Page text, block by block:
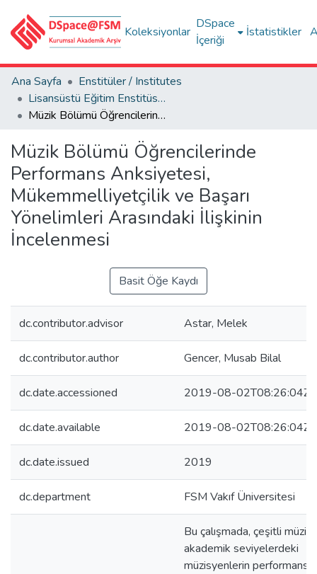
Koleksiyonlar
DSpace
İçeriği
İstatistikler
Ana Sayfa
Enstitüler / Institutes
Lisansüstü Eğitim Enstitüsü Tez Koleksiyonu
Müzik Bölümü Öğrencilerinde Performans Anksiyetesi, Mükemmelliyetçilik ve Başarı Yönelimleri Arasındaki İlişkinin İncelenmesi
Müzik Bölümü Öğrencilerinde
Performans Anksiyetesi,
Mükemmelliyetçilik ve Başarı
Yönelimleri Arasındaki İlişkinin
İncelenmesi
Basit Öğe Kaydı
dc.contributor.advisor Astar, Melek
dc.contributor.author Gencer, Musab Bilal
dc.date.accessioned 2019-08-02T08:26:04Z
dc.date.available 2019-08-02T08:26:04Z
dc.date.issued 2019
dc.department FSM Vakıf Üniversitesi
Bu çalışmada, çeşitli
akademik seviyelerdeki
müzisyenlerin